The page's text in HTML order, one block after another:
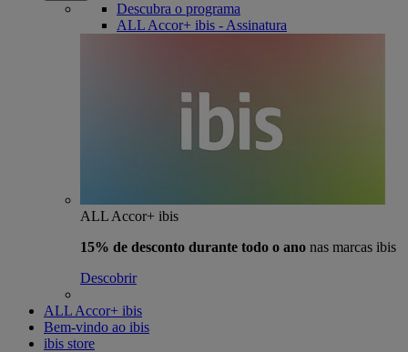
Descubra o programa
ALL Accor+ ibis - Assinatura
ALL Accor+ ibis
15% de desconto durante todo o ano nas marcas ibis
Descobrir
ALL Accor+ ibis
Bem-vindo ao ibis
ibis store